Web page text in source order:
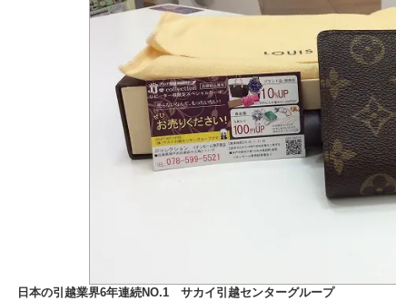
日本の引越業界6年連続NO.1 サカイ引越センターグループ